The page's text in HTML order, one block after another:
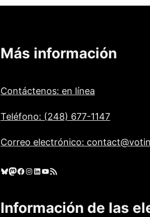
Más información
Contáctenos: en línea
Teléfono: (248) 677-1147
Correo electrónico:
Cielo azul Mastodonte Facebook Instagram LinkedIn YouTube Feed RSS
Información de las